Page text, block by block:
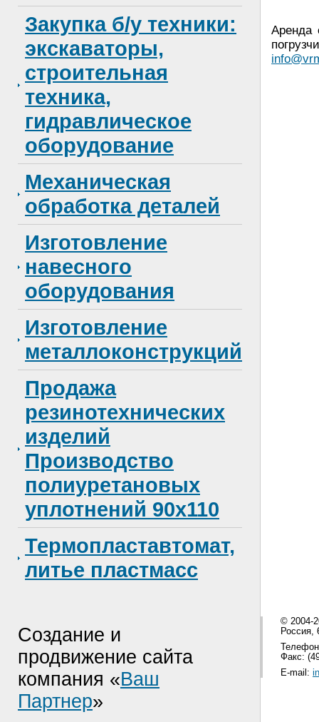
Закупка б/у техники:
экскаваторы,
строительная
техника,
гидравлическое
оборудование
Механическая
обработка деталей
Изготовление
навесного
оборудования
Изготовление
металлоконструкций
Продажа
резинотехнических
изделий
Производство
полиуретановых
уплотнений 90x110
Термопластавтомат,
литье пластмасс
Аренда
Создание и
продвижение сайта
компания «Ваш
Партнер»
© 2004-
Россия,
Факс:
E-mail: